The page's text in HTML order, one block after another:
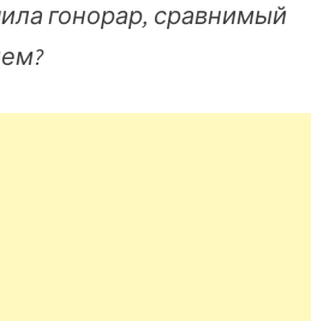
гонорар, сравнимый